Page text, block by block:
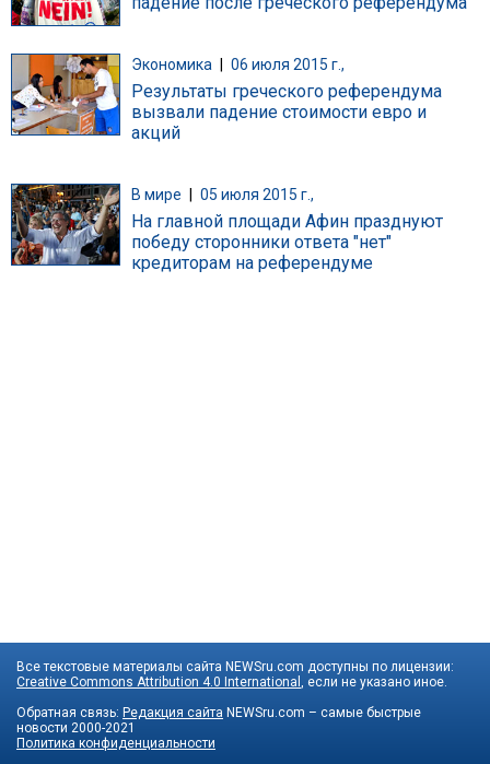
Экономика 06 июля 2015 г.,
Результаты греческого референдума
вызвали падение стоимости евро и
акций
В мире 05 июля 2015 г.,
На главной площади Афин празднуют
победу сторонники ответа "нет"
кредиторам на референдуме
Все текстовые материалы сайта NEWSru.com доступны по лицензии:
Creative Commons Attribution 4.0 International
, если не указано иное.
Обратная связь: Редакция сайта NEWSru.com – самые быстрые
новости 2000-2021
Политика конфиденциальности